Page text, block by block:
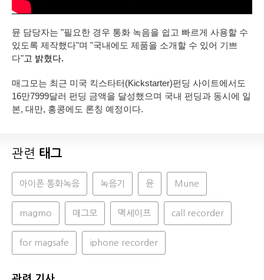
뮨 담당자는 "필요한 경우 통화 녹음을 쉽고 빠르게 사용할 수
있도록 제작했다"며 "국내에도 제품을 소개할 수 있어 기쁘
다"고 밝혔다.
매그모는 최근 미국 킥스타터(Kickstarter)펀딩 사이트에서도
16만7999달러 펀딩 금액을 달성했으며 국내 펀딩과 동시에 일
본, 대만, 홍콩에도 론칭 예정이다.
관련 태그
아이폰 통화녹음 녹음기 뮨 Mune
magmo 매그모 맥세이프 call recorder
for magsafe iphone recorder